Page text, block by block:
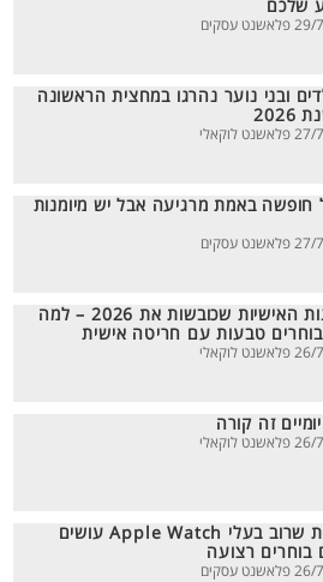
שלכם
עסקים
ובני נוער נהרגו במחצית הראשונה
לוקאלי
חופשה באמת מרגיעה אבל יש מיומנות
עסקים
המתנות האישיות שכובשות את 2026 – למה
טבעות עם חריטה אישית
לוקאלי
זה קורה
לוקאלי
הטעות שרוב בעלי Apple Watch עושים
רצועה
עסקים